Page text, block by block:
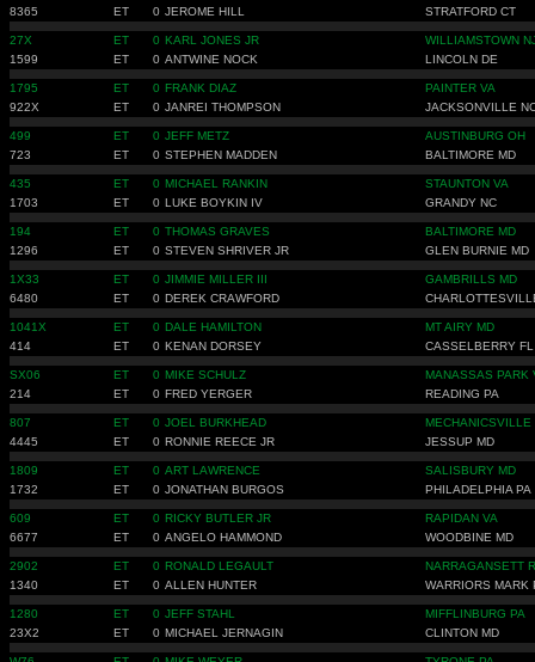
8365
ET 0 JEROME HILL STRATFORD CT
27X ET 0 KARL JONES JR
WILLIAMSTOWN
1599
ET 0 ANTWINE NOCK LINCOLN DE
1795 ET 0 FRANK DIAZ
PAINTER VA
922X
ET 0 JANREI THOMPSON JACKSONVILLE
499 ET 0 JEFF METZ
AUSTINBURG OH
723
ET 0 STEPHEN MADDEN BALTIMORE MD
435 ET 0 MICHAEL RANKIN
STAUNTON VA
1703
ET 0 LUKE BOYKIN IV GRANDY NC
194 ET 0 THOMAS GRAVES
BALTIMORE MD
1296
ET 0 STEVEN SHRIVER JR GLEN BURNIE MD
1X33 ET 0 JIMMIE MILLER III
GAMBRILLS MD
6480
ET 0 DEREK CRAWFORD
1041X ET 0 DALE HAMILTON
MT AIRY MD
414
ET 0 KENAN DORSEY CASSELBERRY FL
SX06 ET 0 MIKE SCHULZ
MANASSAS PARK
214
ET 0 FRED YERGER READING PA
807 ET 0 JOEL BURKHEAD
MECHANICSVILLE
4445
ET 0 RONNIE REECE JR JESSUP MD
1809 ET 0 ART LAWRENCE
SALISBURY MD
1732
ET 0 JONATHAN BURGOS PHILADELPHIA PA
609 ET 0 RICKY BUTLER JR
RAPIDAN VA
6677
ET 0 ANGELO HAMMOND WOODBINE MD
2902 ET 0 RONALD LEGAULT
NARRAGANSETT
1340
ET 0 ALLEN HUNTER WARRIORS MARK
1280 ET 0 JEFF STAHL
MIFFLINBURG PA
23X2
ET 0 MICHAEL JERNAGIN CLINTON MD